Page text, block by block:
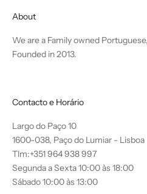
About
We are a Family owned
Founded in 2013.
Contacto e Horário
Largo do Paço 10
1600-038, Paço do Lumiar - Lisboa
Tlm:+351 964 938 997
Segunda a Sexta 10:00 às 18:00
Sábado 10:00 às 13:00